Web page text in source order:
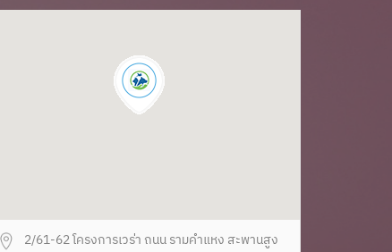
2/61-62 โครงการเวร่า ถนน รามคำแหง สะพานสูง